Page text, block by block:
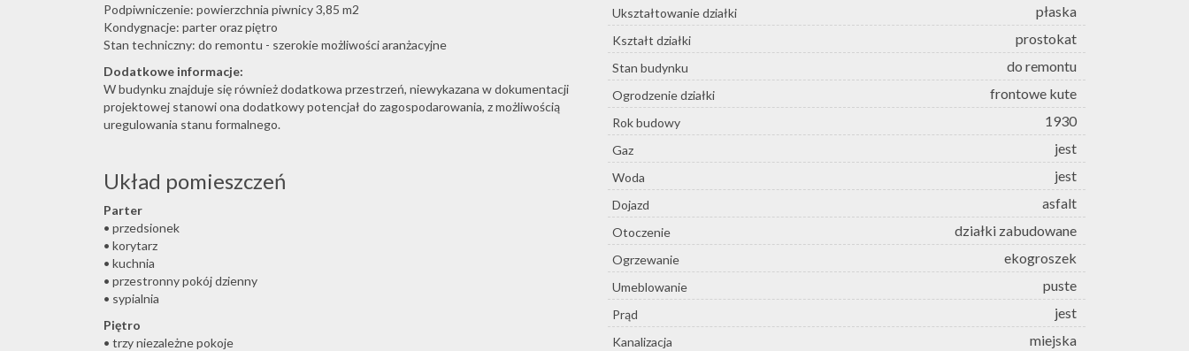
Podpiwniczenie: powierzchnia piwnicy 3,85 m2
Kondygnacje: parter oraz piętro
Stan techniczny: do remontu - szerokie możliwości aranżacyjne
Dodatkowe informacje:
W budynku znajduje się również dodatkowa przestrzeń, niewykazana w dokumentacji
projektowej stanowi ona dodatkowy potencjał do zagospodarowania, z możliwością
uregulowania stanu formalnego.
Układ pomieszczeń
Parter
• przedsionek
• korytarz
• kuchnia
• przestronny pokój dzienny
• sypialnia
Piętro
• trzy niezależne pokoje
Ukształtowanie działki płaska
Kształt działki prostokat
Stan budynku do remontu
Ogrodzenie działki frontowe kute
Rok budowy 1930
Gaz jest
Woda jest
Dojazd asfalt
Otoczenie działki zabudowane
Ogrzewanie ekogroszek
Umeblowanie puste
Prąd jest
Kanalizacja miejska